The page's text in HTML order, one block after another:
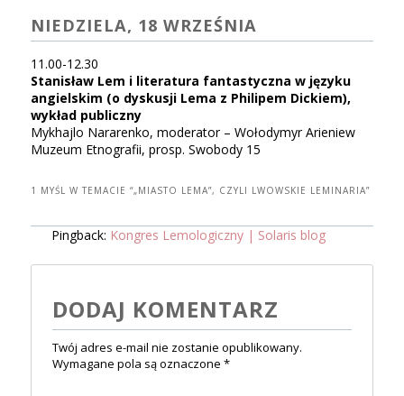
NIEDZIELA, 18 WRZEŚNIA
11.00-12.30
Stanisław Lem i literatura fantastyczna w języku
angielskim (o dyskusji Lema z Philipem Dickiem),
wykład publiczny
Mykhajlo Nararenko, moderator – Wołodymyr Arieniew
Muzeum Etnografii, prosp. Swobody 15
1 MYŚL W TEMACIE “„MIASTO LEMA”, CZYLI LWOWSKIE LEMINARIA”
Pingback: Kongres Lemologiczny | Solaris blog
DODAJ KOMENTARZ
Twój adres e-mail nie zostanie opublikowany.
Wymagane pola są oznaczone *